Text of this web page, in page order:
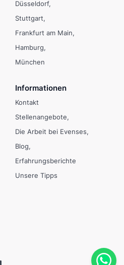
Düsseldorf
Stuttgart
Frankfurt am Main
Hamburg
München
Informationen
Kontakt
Stellenangebote
Die Arbeit bei Evenses
Blog
Erfahrungsberichte
Unsere Tipps